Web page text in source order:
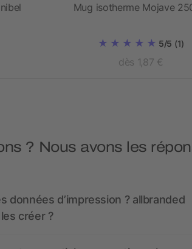
Mug isotherme Mojave
5/5 (1)
dès 1,87 €
? Nous avons les
données d’impression ? allbranded
créer ?